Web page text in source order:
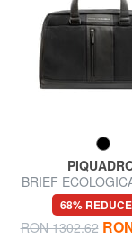
BRIEF
din material textil cu
umăr
68%
RON 1302.62